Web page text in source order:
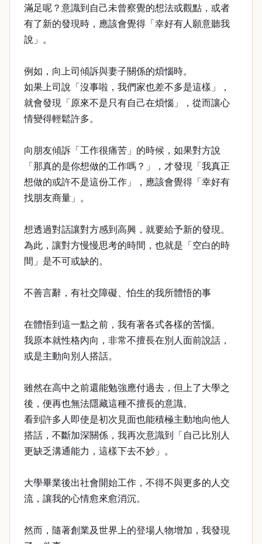
滿足呢？意識到自己未曾察覺的想法或觀點，或者
有了新的發現時，應該會覺得「幸好有人願意聽我
說」。
例如，向上司傾訴與妻子關係的煩惱時。
如果上司說「沒事啦，我們家也差不多是這樣」，
就會發現「原來不是只有自己在煩惱」，從而讓心
情變得輕鬆許多。
向朋友傾訴「工作很痛苦」的時候，如果對方說
「那真的是你想做的工作嗎？」，才發現「我真正
想做的或許不是這份工作」，應該會覺得「幸好有
找朋友商量」。
想透過對話讓對方感到高興，就要給予新的發現。
為此，讓對方慢慢思考的時間，也就是「空白的時
間」是不可或缺的。
不善言辭，有社交障礙、怕生的我所體悟的事
在體悟到這一點之前，我有著各式各樣的苦惱。
我原本就性格內向，非常不擅長在別人面前說話，
或是主動向別人搭話。
雖然在高中之前還能勉強應付過去，但上了大學之
後，便再也無法隱藏這種不擅長的意識。
看到許多人即使是初次見面也能積極主動地向他人
搭話，不斷加深關係，我再次意識到「自己比別人
更缺乏溝通能力，這樣下去不妙」。
大學畢業後出社會開始工作，不得不與更多的人交
流，讓我的心情愈來愈消沉。
然而，隨著創業及世界上的登場人物增加，我發現